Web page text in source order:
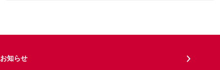
お知らせ